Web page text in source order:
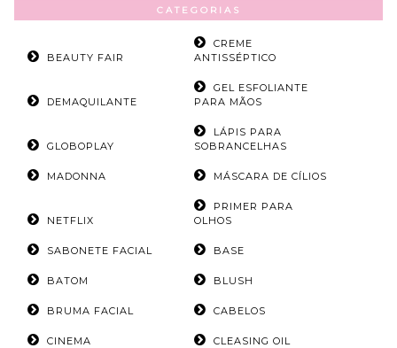
CATEGORIAS
BEAUTY FAIR
CREME
ANTISSÉPTICO
DEMAQUILANTE
GEL ESFOLIANTE
PARA MÃOS
GLOBOPLAY
LÁPIS PARA
SOBRANCELHAS
MADONNA MÁSCARA DE CÍLIOS
NETFLIX
PRIMER PARA
OLHOS
SABONETE FACIAL BASE
BATOM BLUSH
BRUMA FACIAL CABELOS
CINEMA CLEASING OIL